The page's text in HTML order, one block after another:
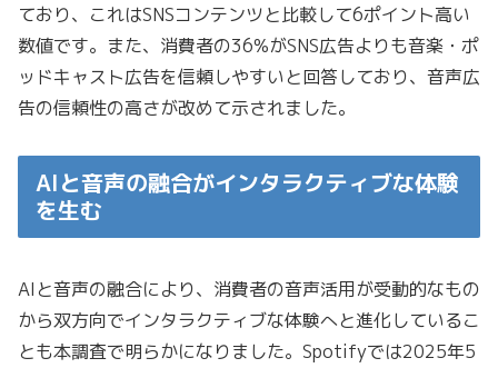
ており、これはSNSコンテンツと比較して6ポイント高い
数値です。また、消費者の36%がSNS広告よりも音楽・ポ
ッドキャスト広告を信頼しやすいと回答しており、音声広
告の信頼性の高さが改めて示されました。
AIと音声の融合がインタラクティブな体験
を生む
AIと音声の融合により、消費者の音声活用が受動的なもの
から双方向でインタラクティブな体験へと進化しているこ
とも本調査で明らかになりました。Spotifyでは2025年5